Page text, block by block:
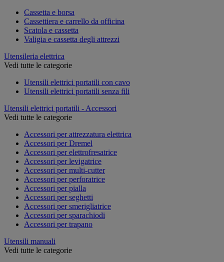
Cassetta e borsa
Cassettiera e carrello da officina
Scatola e cassetta
Valigia e cassetta degli attrezzi
Utensileria elettrica
Vedi tutte le categorie
Utensili elettrici portatili con cavo
Utensili elettrici portatili senza fili
Utensili elettrici portatili - Accessori
Vedi tutte le categorie
Accessori per attrezzatura elettrica
Accessori per Dremel
Accessori per elettrofresatrice
Accessori per levigatrice
Accessori per multi-cutter
Accessori per perforatrice
Accessori per pialla
Accessori per seghetti
Accessori per smerigliatrice
Accessori per sparachiodi
Accessori per trapano
Utensili manuali
Vedi tutte le categorie